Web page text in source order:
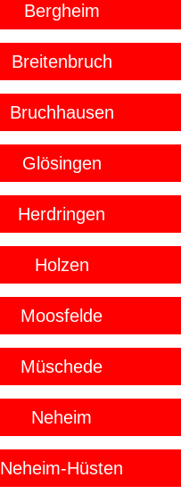
Bergheim
Breitenbruch
Bruchhausen
Glösingen
Herdringen
Holzen
Moosfelde
Müschede
Neheim
Neheim-Hüsten